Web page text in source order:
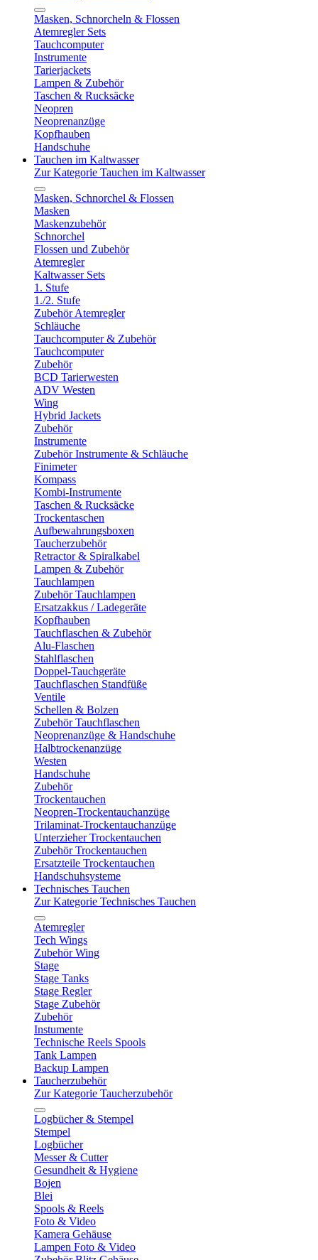
Masken, Schnorcheln & Flossen
Atemregler Sets
Tauchcomputer
Instrumente
Tarierjackets
Lampen & Zubehör
Taschen & Rucksäcke
Neopren
Neoprenanzüge
Kopfhauben
Handschuhe
Tauchen im Kaltwasser
Zur Kategorie Tauchen im Kaltwasser
Masken, Schnorchel & Flossen
Masken
Maskenzubehör
Schnorchel
Flossen und Zubehör
Atemregler
Kaltwasser Sets
1. Stufe
1./2. Stufe
Zubehör Atemregler
Schläuche
Tauchcomputer & Zubehör
Tauchcomputer
Zubehör
BCD Tarierwesten
ADV Westen
Wing
Hybrid Jackets
Zubehör
Instrumente
Zubehör Instrumente & Schläuche
Finimeter
Kompass
Kombi-Instrumente
Taschen & Rucksäcke
Trockentaschen
Aufbewahrungsboxen
Taucherzubehör
Retractor & Spiralkabel
Lampen & Zubehör
Tauchlampen
Zubehör Tauchlampen
Ersatzakkus / Ladegeräte
Kopfhauben
Tauchflaschen & Zubehör
Alu-Flaschen
Stahlflaschen
Doppel-Tauchgeräte
Tauchflaschen Standfüße
Ventile
Schellen & Bolzen
Zubehör Tauchflaschen
Neoprenanzüge & Handschuhe
Halbtrockenanzüge
Westen
Handschuhe
Zubehör
Trockentauchen
Neopren-Trockentauchanzüge
Trilaminat-Trockentauchanzüge
Unterzieher Trockentauchen
Zubehör Trockentauchen
Ersatzteile Trockentauchen
Handschuhsysteme
Technisches Tauchen
Zur Kategorie Technisches Tauchen
Atemregler
Tech Wings
Zubehör Wing
Stage
Stage Tanks
Stage Regler
Stage Zubehör
Zubehör
Instumente
Technische Reels Spools
Tank Lampen
Backup Lampen
Taucherzubehör
Zur Kategorie Taucherzubehör
Logbücher & Stempel
Stempel
Logbücher
Messer & Cutter
Gesundheit & Hygiene
Bojen
Blei
Spools & Reels
Foto & Video
Kamera Gehäuse
Lampen Foto & Video